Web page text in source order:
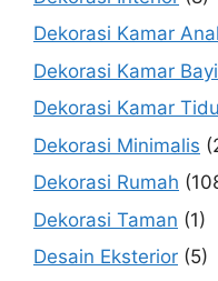
Dekorasi Kamar
Dekorasi Kamar Bayi
Dekorasi Kamar
Dekorasi Minimalis
Dekorasi Rumah
Dekorasi Taman (1)
Desain Eksterior (5)